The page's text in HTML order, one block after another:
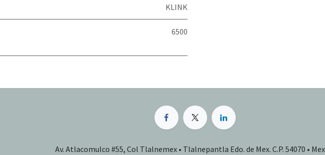
KLINK
6500
Av. Atlacomulco #55, Col Tlalnemex • Tlalnepantla Edo. de Mex. C.P. 54070 •